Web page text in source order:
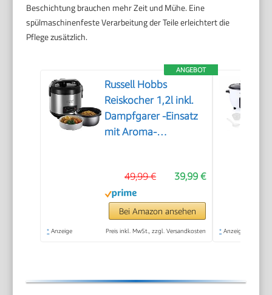
Beschichtung brauchen mehr Zeit und Mühe. Eine
spülmaschinenfeste Verarbeitung der Teile erleichtert die
Pflege zusätzlich.
ANGEBOT
Russell Hobbs
Reiskocher 1,2l inkl.
Dampfgarer -Einsatz
mit Aroma-
antihaftbeschichteter
Gartopf, Reislöffel &
Messbecher,
Edelstahl) 27080-56
39,99 €
49,99 €
Bei Amazon ansehen
* Anzeige Preis inkl. MwSt., zzgl. Versandkosten * Anzeige